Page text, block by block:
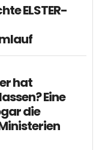
ELSTER-
hat
Eine
die